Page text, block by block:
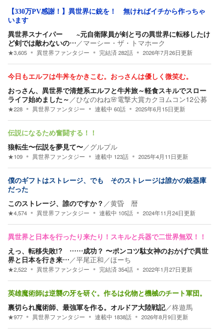
【330万PV感謝！】異世界に銃を！ 無ければイチから作っちゃ
います
異世界スナイパー ~元自衛隊員が剣と弓の異世界に転移したけ
ど剣では敵わないの… ／マーシー・ザ・トマホーク
★3,605 異世界ファンタジー 完結済282話 2026年7月26日更新
今日もエルフは牛丼をかきこむ。おっさんは優しく微笑む。
おっさん、異世界で清楚系エルフと牛丼旅～軽食スキルでスロー
ライフ始めました～ ／ひなのねね🌸電撃大賞カクヨムコン12公募
★228 異世界ファンタジー 連載中 60話 2025年6月15日更新
伝説になるため奮闘する！！
狼転生〜伝説を夢見て〜／グルプル
★109 異世界ファンタジー 連載中 123話 2025年4月11日更新
僕のギフトはストレージ、でも そのストレージは誰かの銃器庫
だった
このストレージ、誰のですか？ ／黄昏 暦
★4,574 異世界ファンタジー 連載中 105話 2024年11月24日更新
異世界と日本を行ったり来たり！スキルと兵器で二世界無双！！
えっ、転移失敗!? ……成功？ 〜ポンコツ駄女神のおかげで異世
界と日本を行き来… ／平尾正和／ほーち
★2,522 異世界ファンタジー 完結済354話 2022年1月27日更新
英雄魔術師は逆襲の牙を研ぐ。作るは化物と機械のチート軍団。
裏切られ魔術師、最強軍を作る。オルドア大陸戦記／柊遊馬
★977 異世界ファンタジー 連載中 1838話 2026年8月9日更新